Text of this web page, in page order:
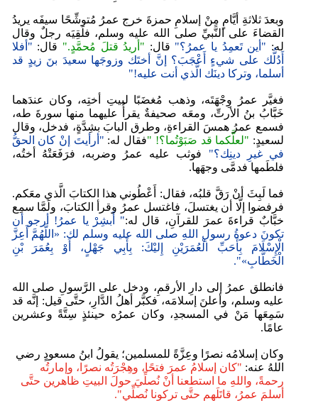
وبعدَ ثلاثةِ أيَّامٍ مِنْ إسلامِ حمزةَ خرج عمرُ مُتوشِّحًا سيفَه يريدُ
القضاءَ على النَّبيِّ صلى الله عليه وسلم، فلَقِيَه رجلٌ وقال
له: "أين تَعمِدُ يا عمرُ؟" قال: "أريدُ قتلَ مُحمَّدٍ." قال: "أفلا
أَدُلُّك على شيءٍ أَعْجَبَ؟ إنَّ أختَك وزوجَها سعيدَ بنَ زيدٍ قد
أسلما، وتركا دينَك الَّذي أنت عليه!"
فغيَّر عمرُ وِجْهَتَه، وذهب مُغضَبًا لبيتِ أختِه، وكان عندَهما
خَبَّابُ بنُ الأرتِّ، ومعَه صحيفةٌ يقرأُ عليهما منها سورةَ طه،
فسمع عمرُ همسَ القراءةِ، وطرق البابَ بشِدَّةٍ، فدخل، وقال
لسعيدٍ: "لعلَّكما قد صَبَوْتُما؟! "فقال له: "أرأيتَ إنْ كان الحقُّ
في غيرِ دينِك؟" فوثب عليه عمرُ وضربه، فرَفَعَتْهُ أختُه،
فلطَمها فدمَّى وجهَها.
فما لَبِثَ أنْ رَقَّ قلبُه، فقال: أَعْطُوني هذا الكتابَ الَّذي معَكم.
فرفضوا إلَّا أن يغتسلَ، فاغتسل عمرُ وقرأ الكتابَ، ولَمَّا سمِع
خبَّابٌ قراءةَ عمرَ للقرآنِ، قال له:" أَبشِرْ يا عمرُ! أرجو أن
تكونَ دعوةُ رسولِ اللهِ صلى الله عليه وسلم لك: «اللَّهُمَّ أَعِزَّ
الْإِسْلَامَ بِأَحَبِّ الْعُمَرَيْنِ إِليْكَ: بِأَبِي جَهْلٍ، أَوْ بِعُمَرَ بْنِ
الْخَطَّابِ»".
فانطلق عمرُ إلى دارِ الأرقمِ، ودخل على الرَّسولِ صلى الله
عليه وسلم، وأعلنَ إسلامَه، فكبَّر أهلُ الدَّارِ، حتَّى قيل: إنَّه قد
سَمِعَها مَنْ في المسجدِ، وكان عمرُه حينئذٍ سِتَّةً وعشرين
عامًا.
وكان إسلامُه نصرًا وعِزَّةً للمسلمين؛ يقولُ ابنُ مسعودٍ رضي
اللهُ عنه: "كان إسلامُ عمرَ فتحًا، وهِجْرَتُه نصرًا، وإمارتُه
رحمةً، واللهِ ما استطعنا أنْ نُصلِّيَ حولَ البيتِ ظاهرين حتَّى
أسلمَ عمرُ، قاتَلَهم حتَّى تركونا نُصلِّي".